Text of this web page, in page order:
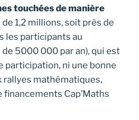
touchées de manière
1,2 millions, soit près de
les participants au
5000 000 par an), qui est
participation, ni une bonne
rallyes mathématiques,
financements Cap’Maths